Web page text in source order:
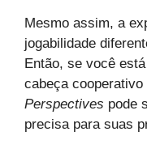
Mesmo assim, a
jogabilidade
Então, se você
cabeça
Perspectives pode
precisa para suas